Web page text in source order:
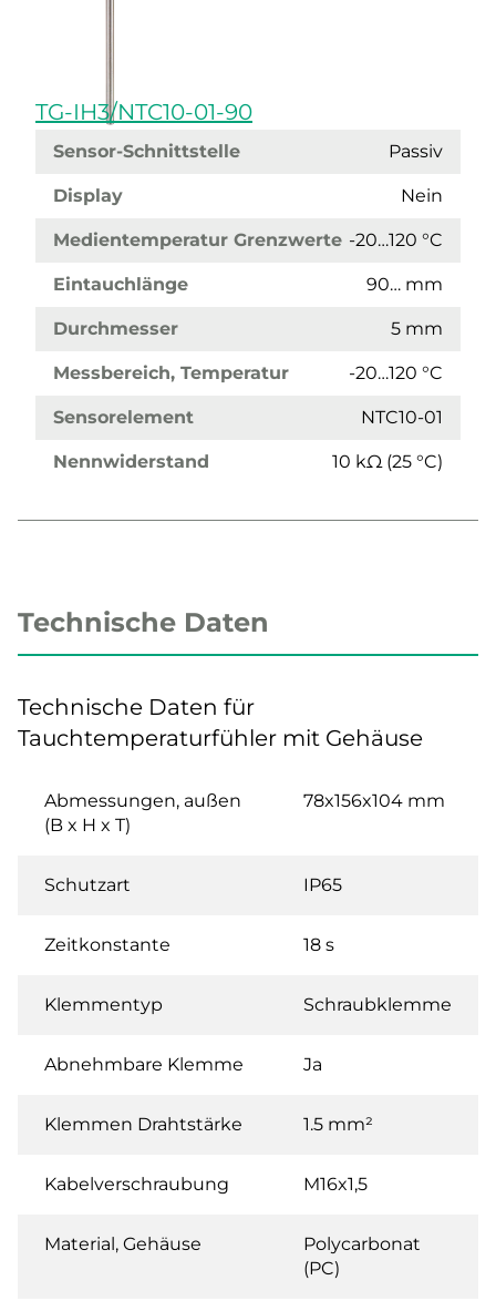
TG-IH3/NTC10-01-90
Sensor-Schnittstelle Passiv
Display Nein
Medientemperatur Grenzwerte -20…120 °C
Eintauchlänge 90… mm
Durchmesser 5 mm
Messbereich, Temperatur -20…120 °C
Sensorelement NTC10-01
Nennwiderstand 10 kΩ (25 °C)
Technische Daten
Technische Daten für
Tauchtemperaturfühler mit Gehäuse
Abmessungen, außen
(B x H x T)
78x156x104 mm
Schutzart IP65
Zeitkonstante 18 s
Klemmentyp Schraubklemme
Abnehmbare Klemme Ja
Klemmen Drahtstärke 1.5 mm²
Kabelverschraubung M16x1,5
Material, Gehäuse
Polycarbonat
(PC)